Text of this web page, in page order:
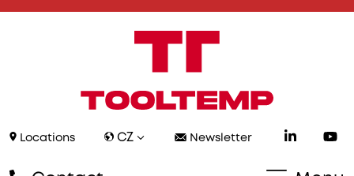
Locations CZ Newsletter